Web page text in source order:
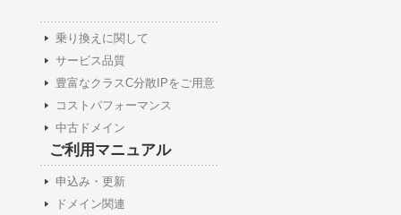
乗り換えに関して
サービス品質
豊富なクラスC分散IPをご用意
コストパフォーマンス
中古ドメイン
ご利用マニュアル
申込み・更新
ドメイン関連